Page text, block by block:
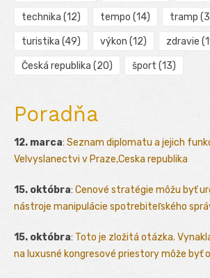
technika (12) tempo (14) tramp
turistika (49) výkon (12) zdravie
Česká republika (20) šport (13)
Poradňa
12. marca: Seznam diplomatu a jejich
Velvyslanectvi v Praze,Ceska republika
15. októbra: Cenové stratégie môžu byť
nástroje manipulácie spotrebiteľského
15. októbra: Toto je zložitá otázka.
na luxusné kongresové priestory môže byť